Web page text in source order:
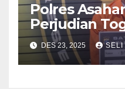
Polres
Perjudian
Kabupaten
DES 23, 2025 SELI